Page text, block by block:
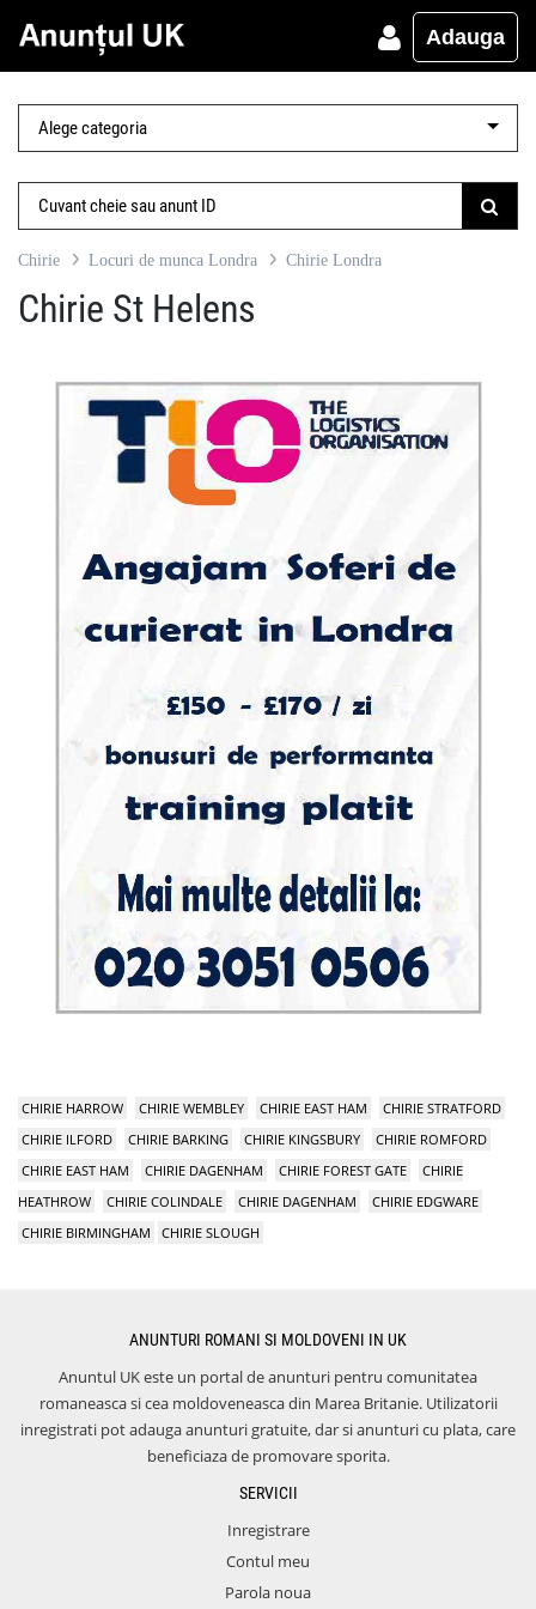
Adauga
Chirie Locuri de munca Londra Chirie Londra
Chirie St Helens
CHIRIE HARROW CHIRIE WEMBLEY CHIRIE EAST HAM
CHIRIE STRATFORD
CHIRIE ILFORD
CHIRIE BARKING CHIRIE KINGSBURY
CHIRIE ROMFORD
CHIRIE EAST HAM
CHIRIE DAGENHAM CHIRIE FOREST GATE
CHIRIE
HEATHROW
CHIRIE COLINDALE CHIRIE DAGENHAM
CHIRIE EDGWARE
CHIRIE BIRMINGHAM
CHIRIE SLOUGH
ANUNTURI ROMANI SI MOLDOVENI IN UK
Anuntul UK este un portal de anunturi pentru comunitatea
romaneasca si cea moldoveneasca din Marea Britanie. Utilizatorii
inregistrati pot adauga anunturi gratuite, dar si anunturi cu plata, care
beneficiaza de promovare sporita.
SERVICII
Inregistrare
Contul meu
Parola noua